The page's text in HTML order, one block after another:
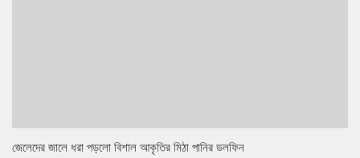
জেলেদের জালে ধরা পড়লো বিশাল আকৃতির মিঠা পানির ডলফিন